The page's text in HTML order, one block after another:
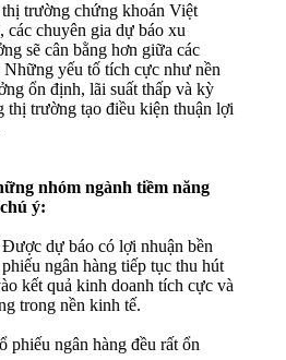
trường chứng khoán Việt
các chuyên gia dự báo xu
sẽ cân bằng hơn giữa các
Những yếu tố tích cực như nền
ổn định, lãi suất thấp và kỳ
thị trường tạo điều kiện thuận lợi
nhóm ngành tiềm năng
ý:
Được dự báo có lợi nhuận bền
ngân hàng tiếp tục thu hút
kết quả kinh doanh tích cực và
trong nền kinh tế.
phiếu ngân hàng đều rất ổn